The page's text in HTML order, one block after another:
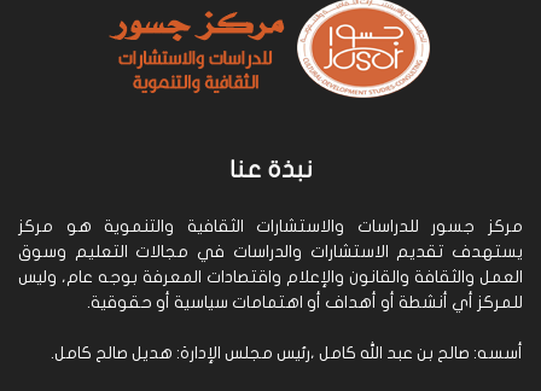
نبذة عنا
مركز جسور للدراسات والاستشارات الثقافية والتنموية هو مركز
يستهدف تقديم الاستشارات والدراسات في مجالات التعليم وسوق
العمل والثقافة والقانون والإعلام واقتصادات المعرفة بوجه عام، وليس
للمركز أي أنشطة أو أهداف أو اهتمامات سياسية أو حقوقية.
أسسه: صالح بن عبد الله كامل ،رئيس مجلس الإدارة: هديل صالح كامل.